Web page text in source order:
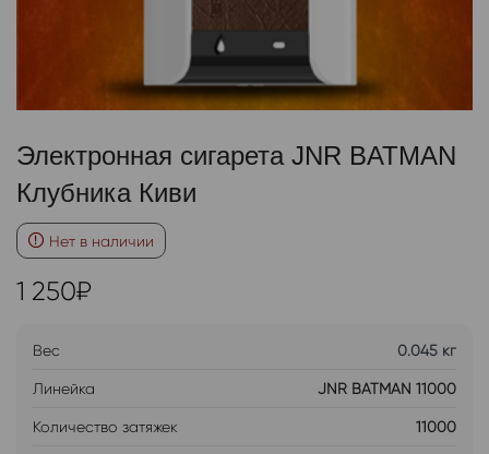
Электронная сигарета JNR BATMAN
Клубника Киви
Нет в наличии
1 250₽
Вес 0.045 кг
Линейка JNR BATMAN 11000
Количество затяжек 11000